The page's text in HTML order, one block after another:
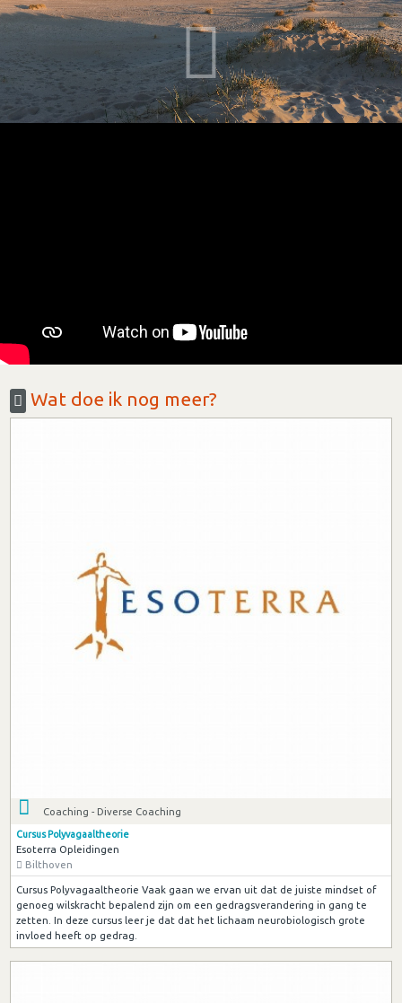
Wat doe ik nog meer?
Coaching - Diverse Coaching
Cursus Polyvagaaltheorie
Esoterra Opleidingen
Bilthoven
Cursus Polyvagaaltheorie Vaak gaan we ervan uit dat de juiste mindset of
genoeg wilskracht bepalend zijn om een gedragsverandering in gang te
zetten. In deze cursus leer je dat dat het lichaam neurobiologisch grote
invloed heeft op gedrag.